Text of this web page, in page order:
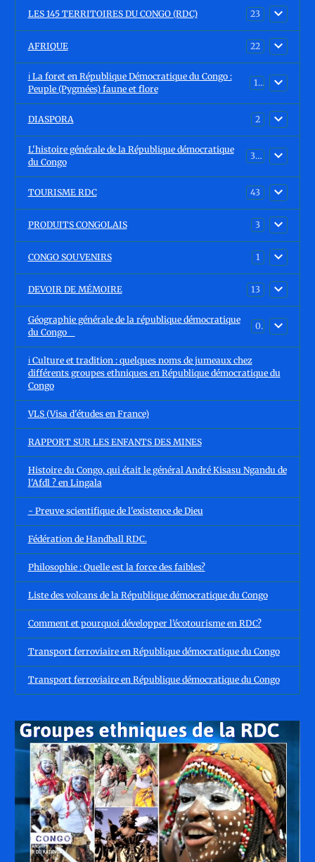
LES 145 TERRITOIRES DU CONGO (RDC) 23
AFRIQUE 22
ℹ️ La foret en République Démocratique du Congo :
Peuple (Pygmées) faune et flore
15
DIASPORA 2
L'histoire générale de la République démocratique
du Congo
30
TOURISME RDC 43
PRODUITS CONGOLAIS 3
CONGO SOUVENIRS 1
DEVOIR DE MÉMOIRE 13
Géographie générale de la république démocratique
du Congo
0
ℹ️ Culture et tradition : quelques noms de jumeaux chez
différents groupes ethniques en République démocratique du
Congo
VLS (Visa d'études en France)
RAPPORT SUR LES ENFANTS DES MINES
Histoire du Congo, qui était le général André Kisasu Ngandu de
l'Afdl ? en Lingala
- Preuve scientifique de l'existence de Dieu
Fédération de Handball RDC.
Philosophie : Quelle est la force des faibles?
Liste des volcans de la République démocratique du Congo
Comment et pourquoi développer l’écotourisme en RDC?
Transport ferroviaire en République démocratique du Congo
Transport ferroviaire en République démocratique du Congo